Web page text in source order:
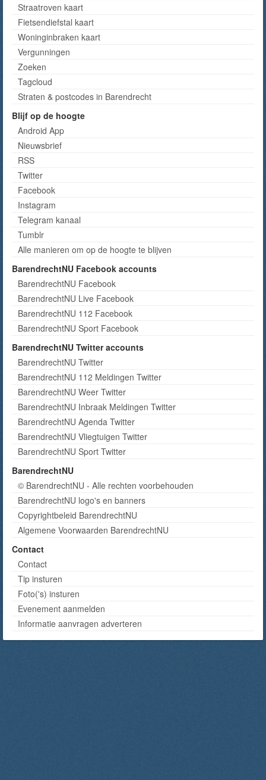
Straatroven kaart
Fietsendiefstal kaart
Woninginbraken kaart
Vergunningen
Zoeken
Tagcloud
Straten & postcodes in Barendrecht
Blijf op de hoogte
Android App
Nieuwsbrief
RSS
Twitter
Facebook
Instagram
Telegram kanaal
Tumblr
Alle manieren om op de hoogte te blijven
BarendrechtNU Facebook accounts
BarendrechtNU Facebook
BarendrechtNU Live Facebook
BarendrechtNU 112 Facebook
BarendrechtNU Sport Facebook
BarendrechtNU Twitter accounts
BarendrechtNU Twitter
BarendrechtNU 112 Meldingen Twitter
BarendrechtNU Weer Twitter
BarendrechtNU Inbraak Meldingen Twitter
BarendrechtNU Agenda Twitter
BarendrechtNU Vliegtuigen Twitter
BarendrechtNU Sport Twitter
BarendrechtNU
© BarendrechtNU - Alle rechten voorbehouden
BarendrechtNU logo's en banners
Copyrightbeleid BarendrechtNU
Algemene Voorwaarden BarendrechtNU
Contact
Contact
Tip insturen
Foto('s) insturen
Evenement aanmelden
Informatie aanvragen adverteren